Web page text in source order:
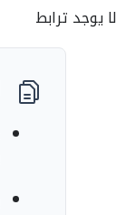
لا يوجد ترابط